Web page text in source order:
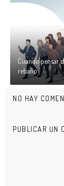
Cuando pensar
rebaño
NO HAY
PUBLICAR UN